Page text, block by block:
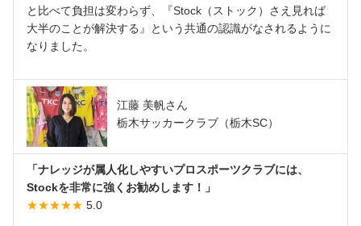
と比べて負担は変わらず、『Stock（ストック）さえ見れば
大半のことが解決する』という共通の認識がなされるように
なりました。
江藤 美帆さん
栃木サッカークラブ（栃木SC）
「ナレッジが属人化しやすいプロスポーツクラブには、
Stockを非常に強くお勧めします！」
★★★★★ 5.0